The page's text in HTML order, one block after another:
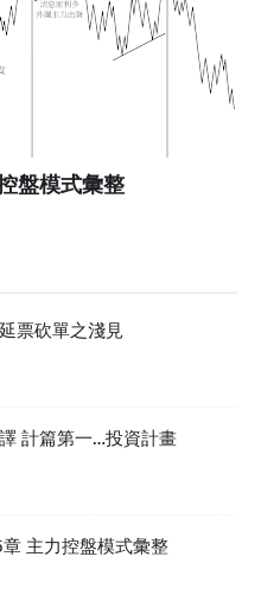
盤模式彙整
票砍單之淺見
計篇第一…投資計畫
主力控盤模式彙整